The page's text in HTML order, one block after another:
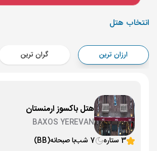
تهران , فرودگاه بین‌المللی امام خمینی IKA
مدت پرواز :
ایروان ,
Aircraft - کاسپین (Economy)
برنامه برگشت :01 تیر ساعت: 14:00
مدت پرواز :02:00
تهران , فرودگاه بین‌المللی امام خمینی IKA
Aircraft - کاسپین (Economy)
انتخاب هتل
ارزان ترین گران ترین
هتل باکسوز ارمنستان
BAXOS YEREVAN
3 ستاره
7 شب با صبحانه(BB)